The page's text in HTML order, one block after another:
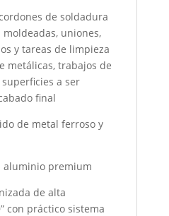
de soldadura
uniones,
y tareas de limpieza
metálicas, trabajos de
a ser
final
de metal ferroso y
aluminio premium
de alta
con práctico sistema